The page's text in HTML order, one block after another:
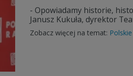
- Opowiadamy historie,
Janusz Kukuła, dyrektor
Zobacz więcej na temat: